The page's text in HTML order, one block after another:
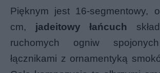
Pięknym jest 16-segmentowy,
cm, jadeitowy łańcuch
ruchomych ogniw
łącznikami z ornamentyką